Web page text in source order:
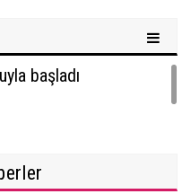
başladı